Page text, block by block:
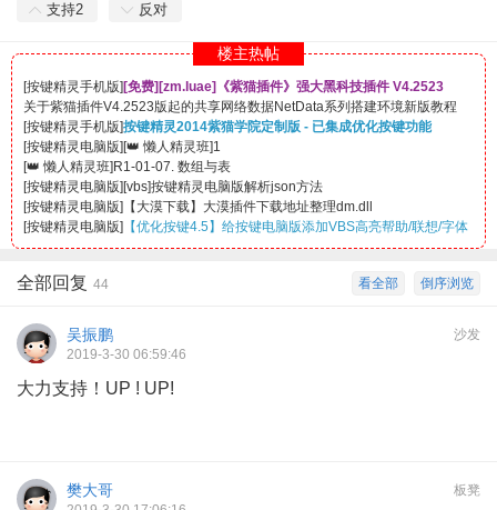
支持2 反对
楼主热帖
[免费][zm.luae]《紫猫插件》强大黑科技插件 V4.2523
[按键精灵手机版]
关于紫猫插件V4.2523版起的共享网络数据NetData系列搭建环境新版教程
[按键精灵手机版]按键精灵2014紫猫学院定制版 - 已集成优化按键功能
[按键精灵电脑版] 1
[👑 懒人精灵班]
R1-01-07. 数组与表
[👑 懒人精灵班]
[vbs]按键精灵电脑版解析json方法
[按键精灵电脑版]
【大漠下载】大漠插件下载地址整理dm.dll
[按键精灵电脑版]
【优化按键4.5】给按键电脑版添加VBS高亮帮助/联想/字体
[按键精灵电脑版]
倒序浏览
看全部
全部回复 44
沙发
吴振鹏
2019-3-30 06:59:46
大力支持！UP ! UP!
板凳
樊大哥